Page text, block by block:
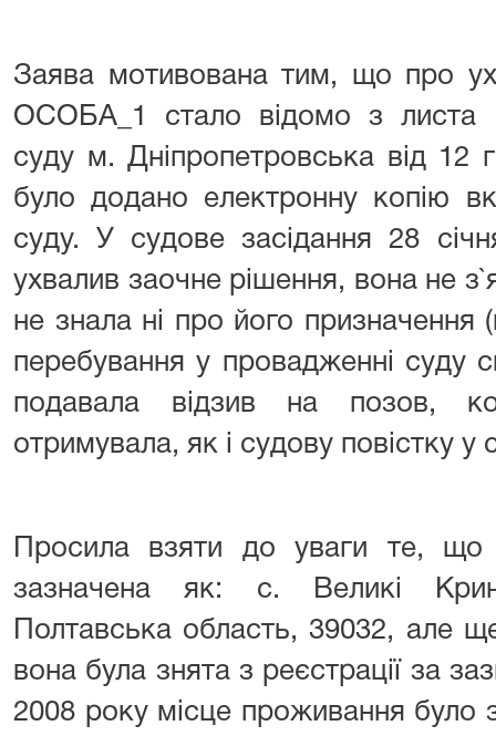
Заява мотивована тим, що про
ОСОБА_1 стало відомо з листа
суду м. Дніпропетровська від 12
було додано електронну копію
суду. У судове засідання 28
ухвалив заочне рішення, вона не
не знала ні про його призначення
перебування у провадженні суду
подавала відзив на позов,
отримувала, як і судову повістку у
Просила взяти до уваги те, що
зазначена як: с. Великі
Полтавська область, 39032, але
вона була знята з реєстрації за
2008 року місце проживання було